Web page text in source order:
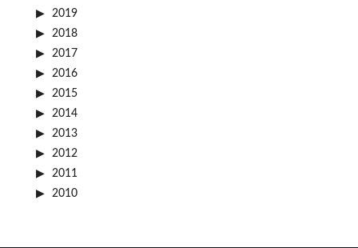
2019
2018
2017
2016
2015
2014
2013
2012
2011
2010